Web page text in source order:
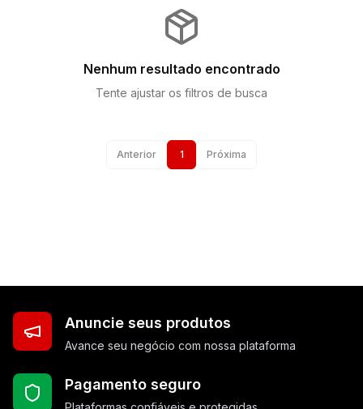
Nenhum resultado encontrado
Tente ajustar os filtros de busca
Anterior 1 Próxima
Anuncie seus produtos
Avance seu negócio com nossa plataforma
Pagamento seguro